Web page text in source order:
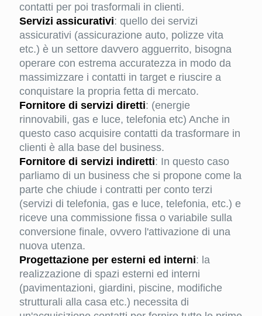
contatti per poi trasformali in clienti.
Servizi assicurativi: quello dei servizi
assicurativi (assicurazione auto, polizze vita
etc.) è un settore davvero agguerrito, bisogna
operare con estrema accuratezza in modo da
massimizzare i contatti in target e riuscire a
conquistare la propria fetta di mercato.
Fornitore di servizi diretti: (energie
rinnovabili, gas e luce, telefonia etc) Anche in
questo caso acquisire contatti da trasformare in
clienti è alla base del business.
Fornitore di servizi indiretti: In questo caso
parliamo di un business che si propone come la
parte che chiude i contratti per conto terzi
(servizi di telefonia, gas e luce, telefonia, etc.) e
riceve una commissione fissa o variabile sulla
conversione finale, ovvero l'attivazione di una
nuova utenza.
Progettazione per esterni ed interni: la
realizzazione di spazi esterni ed interni
(pavimentazioni, giardini, piscine, modifiche
strutturali alla casa etc.) necessita di